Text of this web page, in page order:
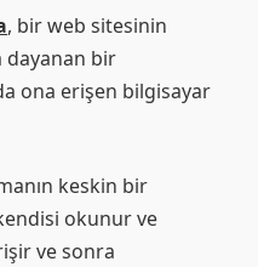
, bir web sitesinin
dayanan bir
ona erişen bilgisayar
keskin bir
okunur ve
ve sonra